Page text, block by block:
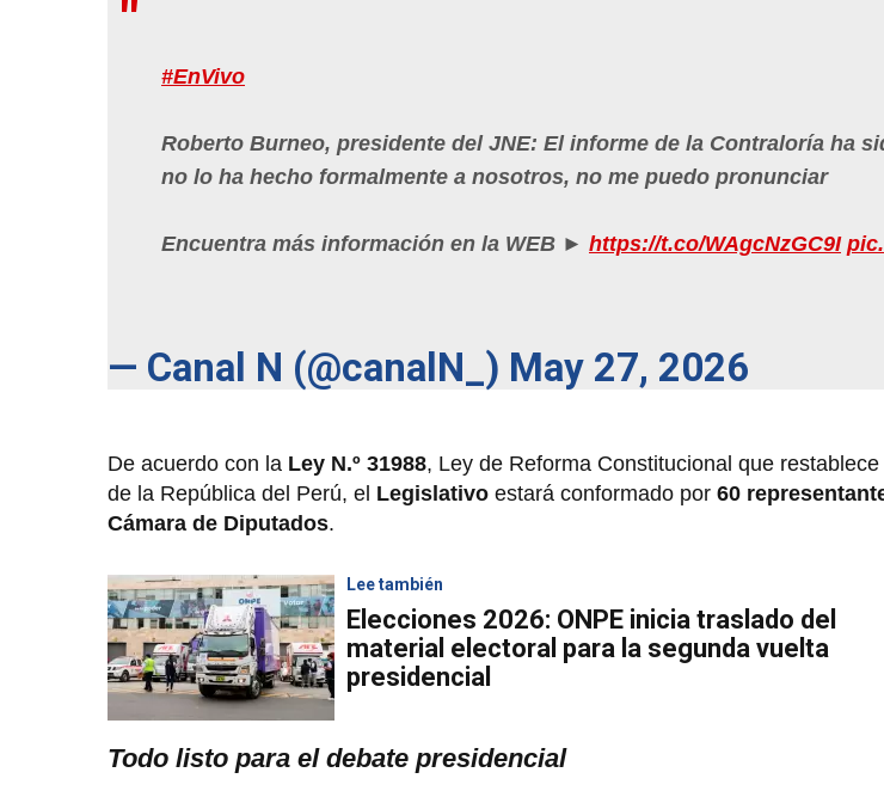
#EnVivo
Roberto Burneo, presidente del JNE: El informe de la Contraloría ha
no lo ha hecho formalmente a nosotros, no me puedo pronunciar
Encuentra más información en la WEB ► https://t.co/WAgcNzGC9I
— Canal N (@canalN_) May 27, 2026
De acuerdo con la Ley N.º 31988, Ley de Reforma Constitucional que
de la República del Perú, el Legislativo estará conformado por 60
Cámara de Diputados.
Lee también
Elecciones 2026: ONPE inicia traslado del
material electoral para la segunda vuelta
presidencial
Todo listo para el debate presidencial